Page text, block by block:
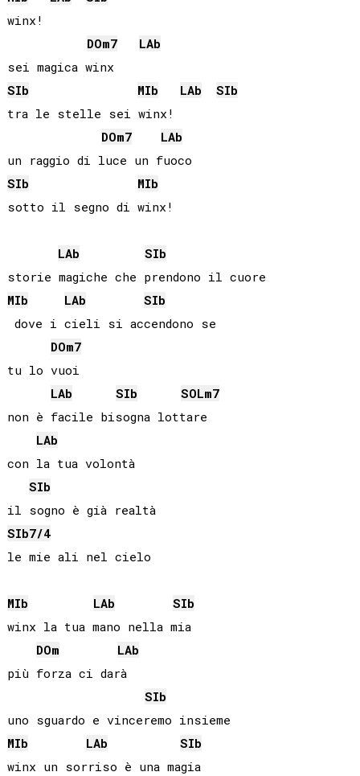
winx!
DOm7
LAb
SIb
MIb LAb
SIb
tra le stelle sei winx!
DOm7
LAb
SIb
MIb
sotto il segno di winx!
LAb
SIb
MIb
LAb
SIb
dove i cieli si accendono se
DOm7
tu lo vuoi
LAb
SIb SOLm7
non è facile bisogna lottare
LAb
con la tua volontà
SIb
il sogno è già realtà
SIb7/4
le mie ali nel cielo
MIb LAb
SIb
winx la tua mano nella mia
DOm
LAb
più forza ci darà
SIb
MIb
LAb
SIb
winx un sorriso è una magia